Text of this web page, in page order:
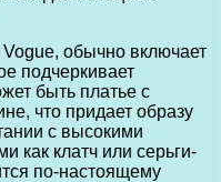
обычно включает
подчеркивает
быть платье с
что придает образу
с высокими
как клатч или серьги-
по-настоящему